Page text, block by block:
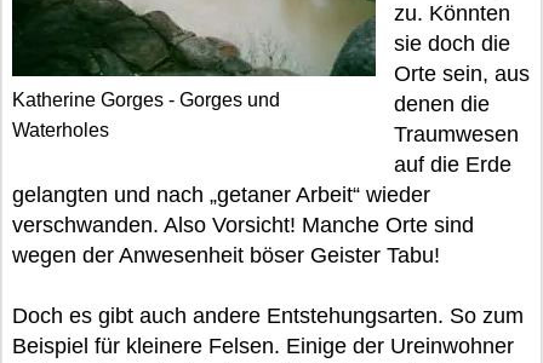
Katherine Gorges - Gorges und
Waterholes
zu. Könnten
sie doch die
Orte sein, aus
denen die
Traumwesen
auf die Erde
gelangten und nach „getaner Arbeit“ wieder
verschwanden. Also Vorsicht! Manche Orte sind
wegen der Anwesenheit böser Geister Tabu!
Doch es gibt auch andere Entstehungsarten. So zum
Beispiel für kleinere Felsen. Einige der Ureinwohner